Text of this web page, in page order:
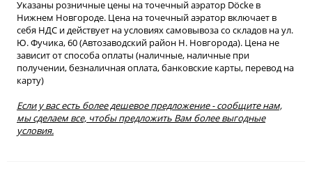
Указаны розничные цены на точечный аэратор Döcke в
Нижнем Новгороде. Цена на точечный аэратор включает в
себя НДС и действует на условиях самовывоза со складов на ул.
Ю. Фучика, 60 (Автозаводский район Н. Новгорода). Цена не
зависит от способа оплаты (наличные, наличные при
получении, безналичная оплата, банковские карты, перевод на
карту)
Если у вас есть более дешевое предложение - сообщите нам,
мы сделаем все, чтобы предложить Вам более выгодные
условия.